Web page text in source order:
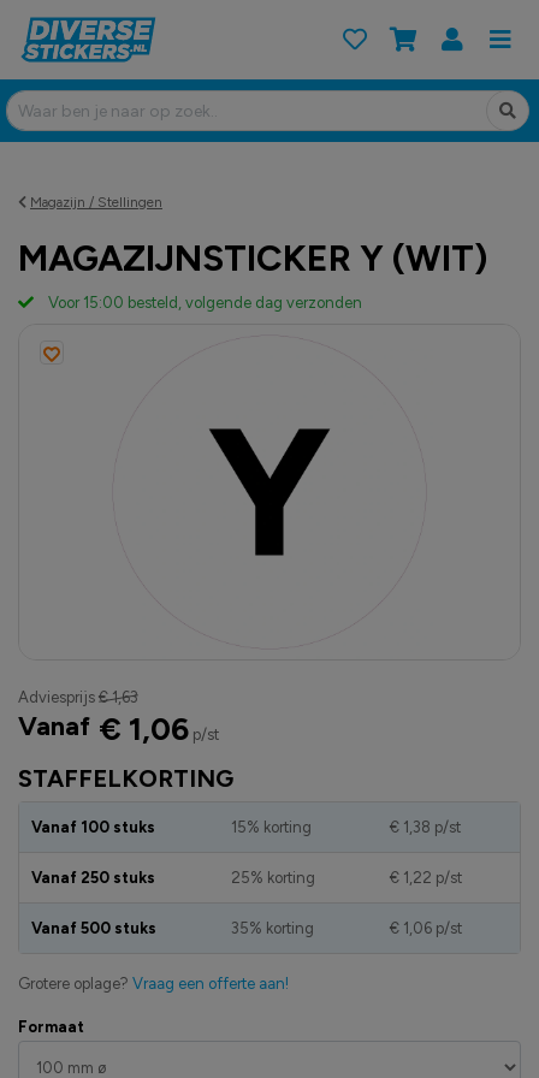
Magazijn / Stellingen
MAGAZIJNSTICKER Y (WIT)
Formaat
STAFFELKORTING
Vanaf 100 stuks 15% korting € 1,38 p/st
Vanaf 250 stuks 25% korting € 1,22 p/st
Vanaf 500 stuks 35% korting € 1,06p/st
Grotere oplage? Vraag een offerte aan!
Adviesprijs € 1,63
Vanaf € 1,06p/st
Voor 15:00 besteld, volgende dag verzonden